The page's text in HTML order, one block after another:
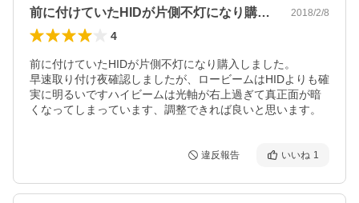
前に付けていたHIDが片側不灯になり購… 2018/2/8
4
前に付けていたHIDが片側不灯になり購入しました。
早速取り付け夜確認しましたが、ロービームはHIDよりも確
実に明るいですハイビームは光軸が右上過ぎて真正面が暗
くなってしまっています、調整できれば良いと思います。
違反報告 いいね 1